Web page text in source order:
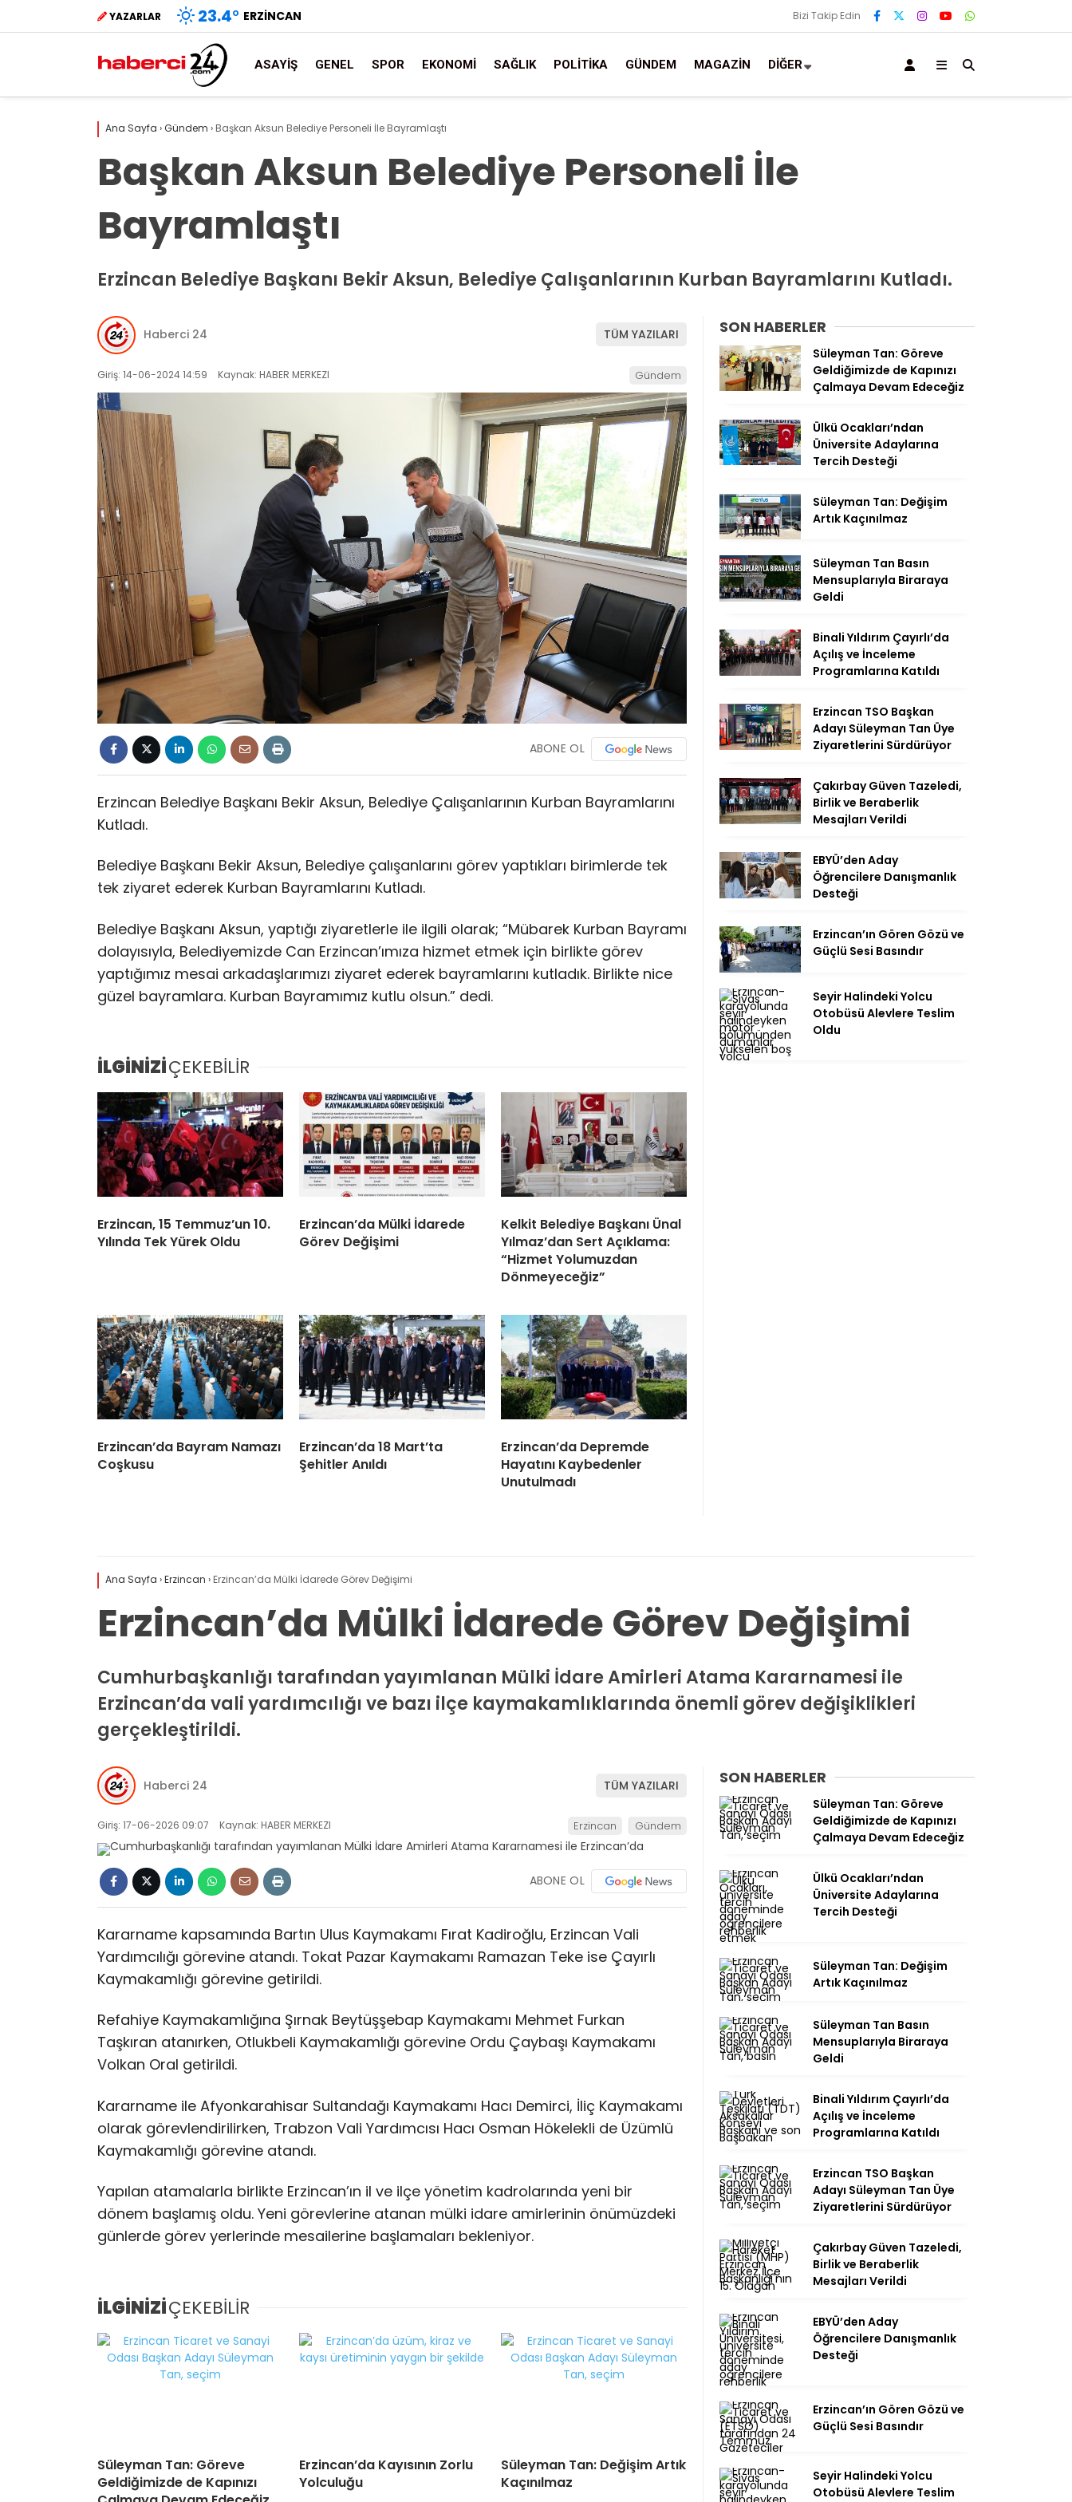
YAZARLAR 23.4° ERZINCAN Bizi Takip Edin
ASAYIŞ GENEL SPOR EKONOMI SAĞLIK POLITIKA GÜNDEM MAGAZIN DIĞER
Ana Sayfa ›Gündem › Başkan Aksun Belediye Personeli İle Bayramlaştı
Başkan Aksun Belediye Personeli İle
Bayramlaştı
Erzincan Belediye Başkanı Bekir Aksun, Belediye Çalışanlarının Kurban Bayramlarını Kutladı.
Haberci 24 TÜM YAZILARI
Giriş: 14-06-2024 14:59 Kaynak: HABER MERKEZI Gündem
ABONE OL
Erzincan Belediye Başkanı Bekir Aksun, Belediye Çalışanlarının Kurban Bayramlarını
Kutladı.
Belediye Başkanı Bekir Aksun, Belediye çalışanlarını görev yaptıkları birimlerde tek
tek ziyaret ederek Kurban Bayramlarını Kutladı.
Belediye Başkanı Aksun, yaptığı ziyaretlerle ile ilgili olarak; “Mübarek Kurban Bayramı
dolayısıyla, Belediyemizde Can Erzincan’ımıza hizmet etmek için birlikte görev
yaptığımız mesai arkadaşlarımızı ziyaret ederek bayramlarını kutladık. Birlikte nice
güzel bayramlara. Kurban Bayramımız kutlu olsun.” dedi.
İLGİNİZİÇEKEBİLİR
Erzincan, 15 Temmuz’un 10.
Yılında Tek Yürek Oldu
Erzincan’da Mülki İdarede
Görev Değişimi
Kelkit Belediye Başkanı Ünal
Yılmaz’dan Sert Açıklama:
“Hizmet Yolumuzdan
Dönmeyeceğiz”
Erzincan’da Bayram Namazı
Coşkusu
Erzincan’da 18 Mart’ta
Şehitler Anıldı
Erzincan’da Depremde
Hayatını Kaybedenler
Unutulmadı
SON HABERLER
Süleyman Tan: Göreve
Geldiğimizde de Kapınızı
Çalmaya Devam Edeceğiz
Ülkü Ocakları’ndan
Üniversite Adaylarına
Tercih Desteği
Süleyman Tan: Değişim
Artık Kaçınılmaz
Süleyman Tan Basın
Mensuplarıyla Biraraya
Geldi
Binali Yıldırım Çayırlı’da
Açılış ve İnceleme
Programlarına Katıldı
Erzincan TSO Başkan
Adayı Süleyman Tan Üye
Ziyaretlerini Sürdürüyor
Çakırbay Güven Tazeledi,
Birlik ve Beraberlik
Mesajları Verildi
EBYÜ’den Aday
Öğrencilere Danışmanlık
Desteği
Erzincan’ın Gören Gözü ve
Güçlü Sesi Basındır
Seyir Halindeki Yolcu
Otobüsü Alevlere Teslim
Oldu
Ana Sayfa ›Erzincan › Erzincan’da Mülki İdarede Görev Değişimi
Erzincan’da Mülki İdarede Görev Değişimi
Cumhurbaşkanlığı tarafından yayımlanan Mülki İdare Amirleri Atama Kararnamesi ile
Erzincan’da vali yardımcılığı ve bazı ilçe kaymakamlıklarında önemli görev değişiklikleri
gerçekleştirildi.
Haberci 24 TÜM YAZILARI
Giriş: 17-06-2026 09:07 Kaynak: HABER MERKEZI Erzincan Gündem
ABONE OL
Kararname kapsamında Bartın Ulus Kaymakamı Fırat Kadiroğlu, Erzincan Vali
Yardımcılığı görevine atandı. Tokat Pazar Kaymakamı Ramazan Teke ise Çayırlı
Kaymakamlığı görevine getirildi.
Refahiye Kaymakamlığına Şırnak Beytüşşebap Kaymakamı Mehmet Furkan
Taşkıran atanırken, Otlukbeli Kaymakamlığı görevine Ordu Çaybaşı Kaymakamı
Volkan Oral getirildi.
Kararname ile Afyonkarahisar Sultandağı Kaymakamı Hacı Demirci, İliç Kaymakamı
olarak görevlendirilirken, Trabzon Vali Yardımcısı Hacı Osman Hökelekli de Üzümlü
Kaymakamlığı görevine atandı.
Yapılan atamalarla birlikte Erzincan’ın il ve ilçe yönetim kadrolarında yeni bir
dönem başlamış oldu. Yeni görevlerine atanan mülki idare amirlerinin önümüzdeki
günlerde görev yerlerinde mesailerine başlamaları bekleniyor.
İLGİNİZİÇEKEBİLİR
Süleyman Tan: Göreve
Geldiğimizde de Kapınızı
Erzincan’da Kayısının Zorlu
Yolculuğu
Süleyman Tan: Değişim Artık
Kaçınılmaz
SON HABERLER
Süleyman Tan: Göreve
Geldiğimizde de Kapınızı
Çalmaya Devam Edeceğiz
Ülkü Ocakları’ndan
Üniversite Adaylarına
Tercih Desteği
Süleyman Tan: Değişim
Artık Kaçınılmaz
Süleyman Tan Basın
Mensuplarıyla Biraraya
Geldi
Binali Yıldırım Çayırlı’da
Açılış ve İnceleme
Programlarına Katıldı
Erzincan TSO Başkan
Adayı Süleyman Tan Üye
Ziyaretlerini Sürdürüyor
Çakırbay Güven Tazeledi,
Birlik ve Beraberlik
Mesajları Verildi
EBYÜ’den Aday
Öğrencilere Danışmanlık
Desteği
Erzincan’ın Gören Gözü ve
Güçlü Sesi Basındır
Seyir Halindeki Yolcu
Otobüsü Alevlere Teslim